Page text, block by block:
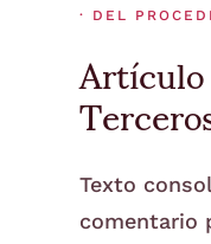
· DEL
Texto
comentario